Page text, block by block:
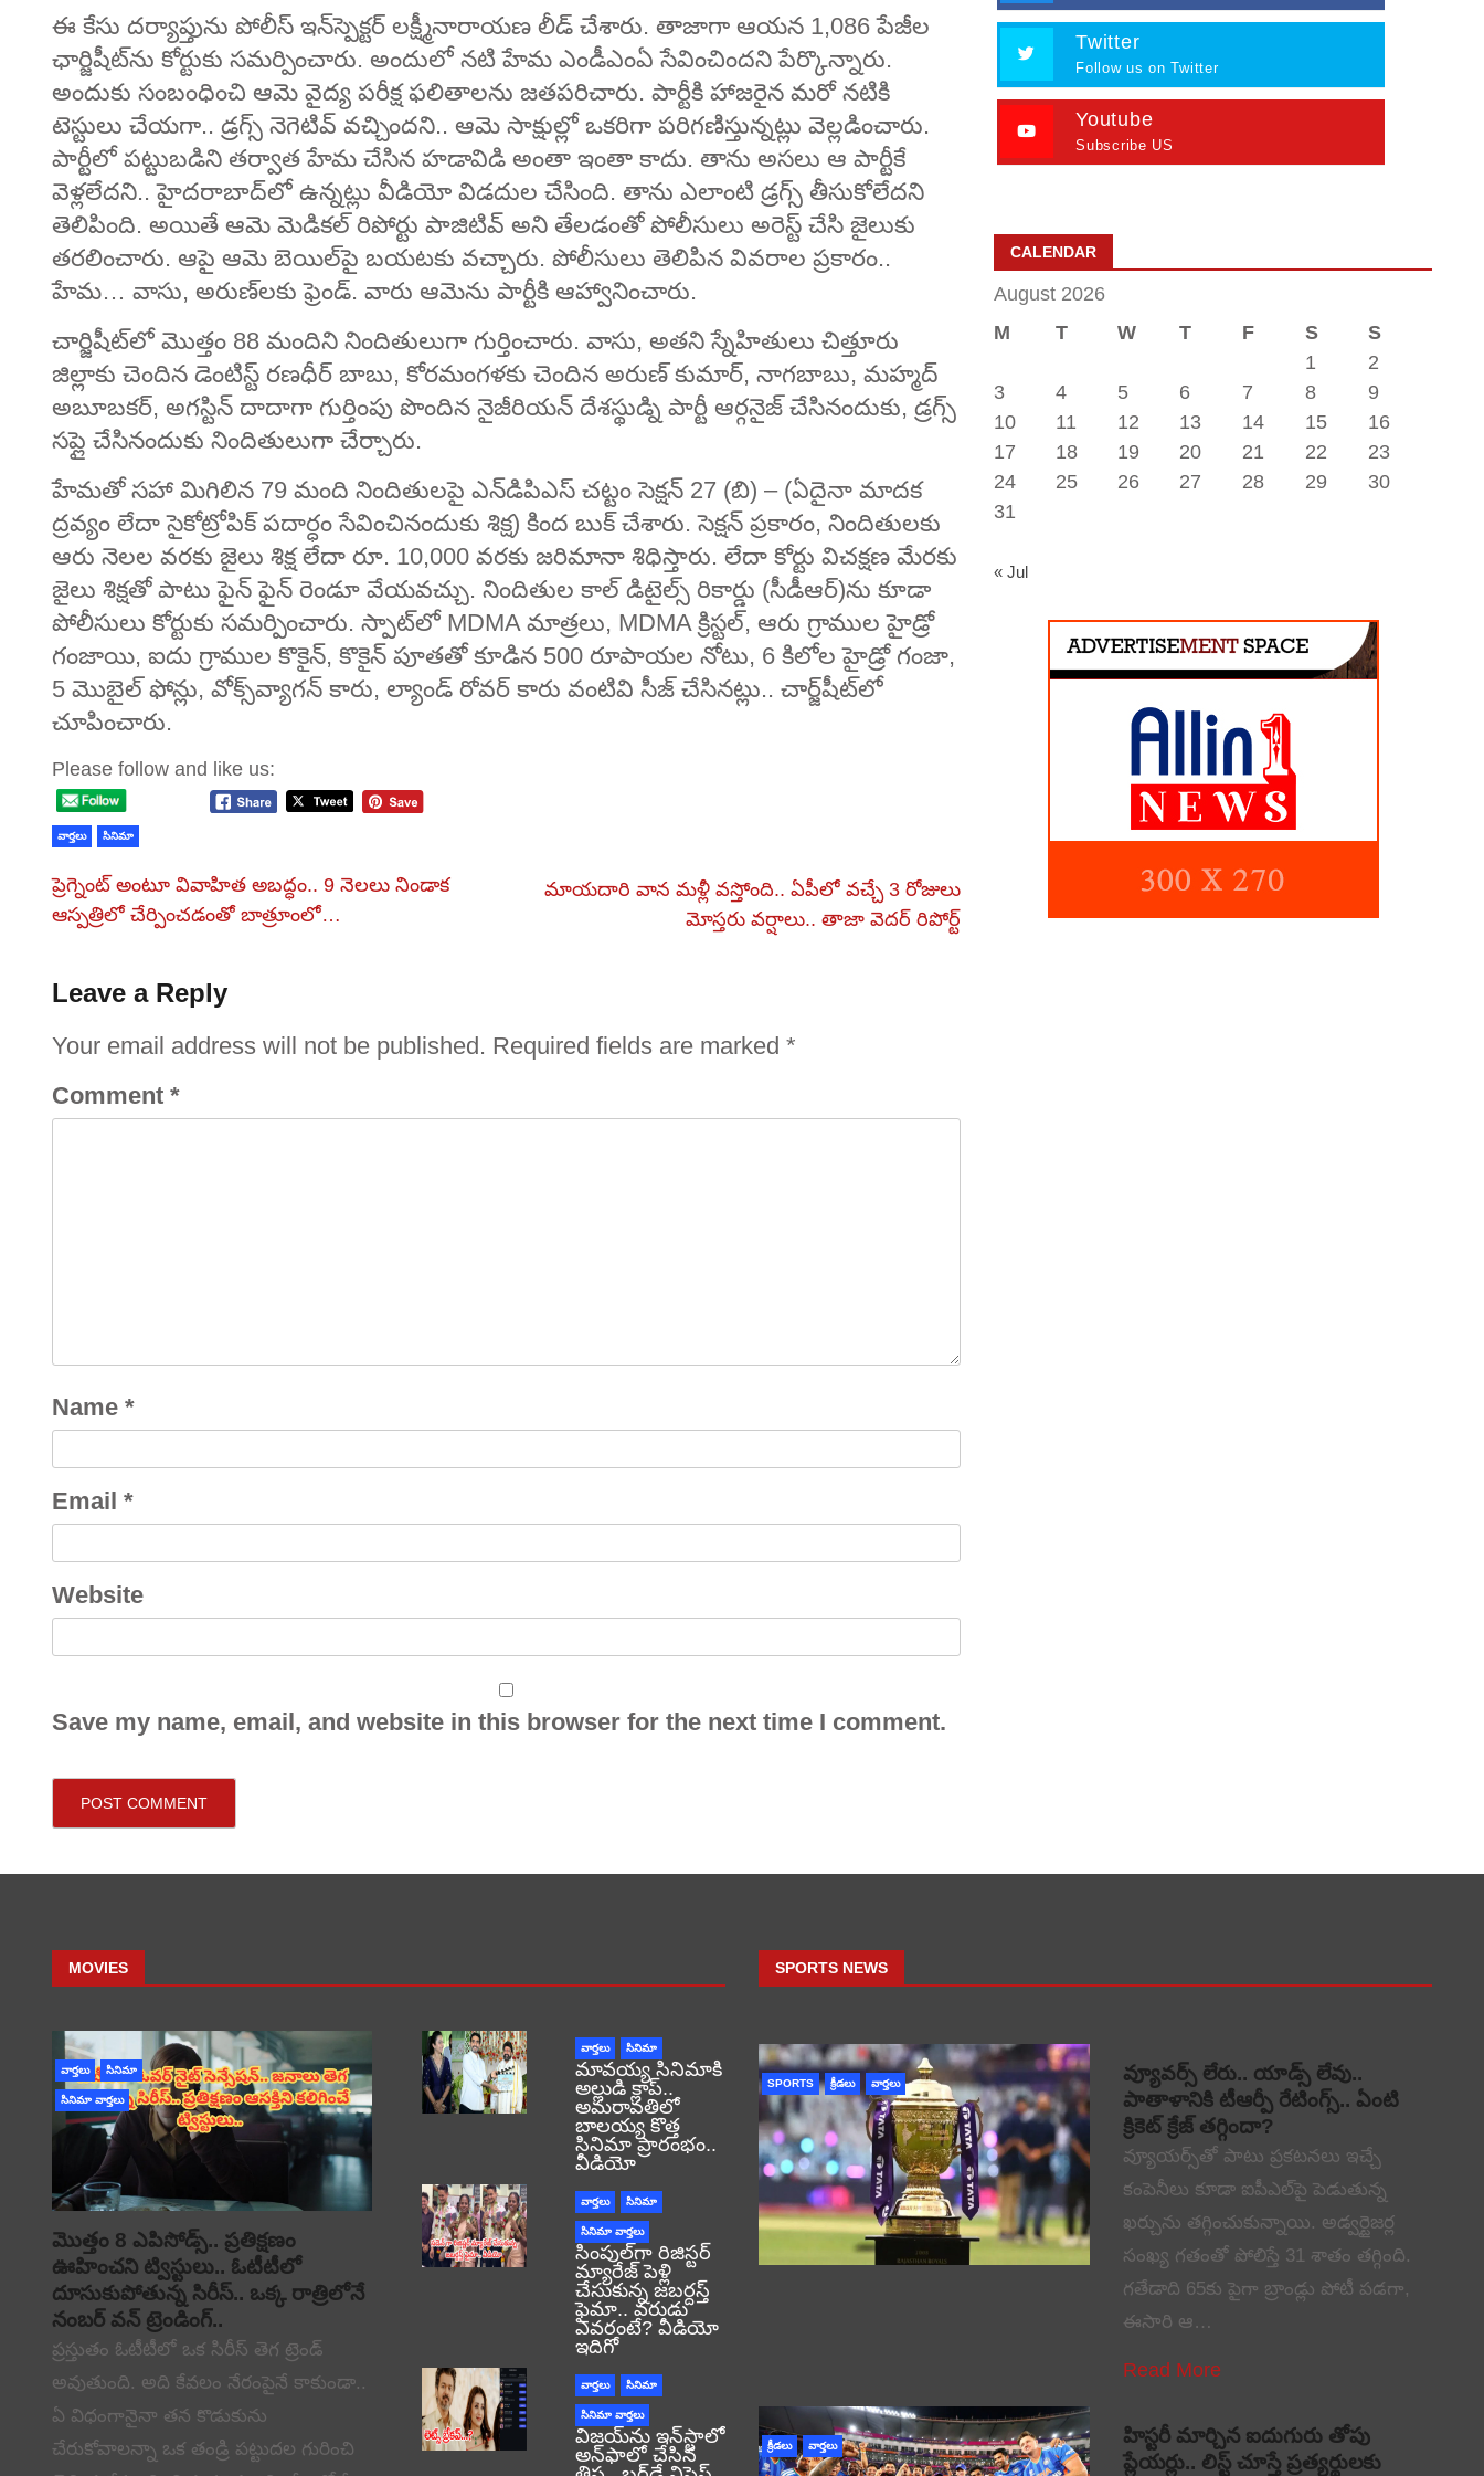
ఈ కేసు దర్యాప్తును పోలీస్ ఇన్‌స్పెక్టర్ లక్ష్మీనారాయణ లీడ్ చేశారు. తాజాగా ఆయన 1,086 పేజీల
ఛార్జిషీట్‌ను కోర్టుకు సమర్పించారు. అందులో నటి హేమ ఎండీఎంఏ సేవించిందని పేర్కొన్నారు.
అందుకు సంబంధించి ఆమె వైద్య పరీక్ష ఫలితాలను జతపరిచారు. పార్టీకి హాజరైన మరో నటికి
టెస్టులు చేయగా.. డ్రగ్స్ నెగెటివ్ వచ్చిందని.. ఆమె సాక్షుల్లో ఒకరిగా పరిగణిస్తున్నట్లు వెల్లడించారు.
పార్టీలో పట్టుబడిని తర్వాత హేమ చేసిన హడావిడి అంతా ఇంతా కాదు. తాను అసలు ఆ పార్టీకే
వెళ్లలేదని.. హైదరాబాద్‌లో ఉన్నట్లు వీడియో విడదుల చేసింది. తాను ఎలాంటి డ్రగ్స్ తీసుకోలేదని
తెలిపింది. అయితే ఆమె మెడికల్ రిపోర్టు పాజిటివ్ అని తేలడంతో పోలీసులు అరెస్ట్ చేసి జైలుకు
తరలించారు. ఆపై ఆమె బెయిల్‌పై బయటకు వచ్చారు. పోలీసులు తెలిపిన వివరాల ప్రకారం..
హేమ… వాసు, అరుణ్‌లకు ఫ్రెండ్. వారు ఆమెను పార్టీకి ఆహ్వానించారు.
చార్జిషీట్‌లో మొత్తం 88 మందిని నిందితులుగా గుర్తించారు. వాసు, అతని స్నేహితులు చిత్తూరు
జిల్లాకు చెందిన డెంటిస్ట్ రణధీర్ బాబు, కోరమంగళకు చెందిన అరుణ్ కుమార్, నాగబాబు, మహ్మద్
అబూబకర్, అగస్టిన్ దాదాగా గుర్తింపు పొందిన నైజీరియన్ దేశస్థుడ్ని పార్టీ ఆర్గనైజ్ చేసినందుకు, డ్రగ్స్
సప్లై చేసినందుకు నిందితులుగా చేర్చారు.
హేమతో సహా మిగిలిన 79 మంది నిందితులపై ఎన్‌డిపిఎస్ చట్టం సెక్షన్ 27 (బి) – (ఏదైనా మాదక
ద్రవ్యం లేదా సైకోట్రోపిక్ పదార్ధం సేవించినందుకు శిక్ష) కింద బుక్ చేశారు. సెక్షన్ ప్రకారం, నిందితులకు
ఆరు నెలల వరకు జైలు శిక్ష లేదా రూ. 10,000 వరకు జరిమానా శిధిస్తారు. లేదా కోర్టు విచక్షణ మేరకు
జైలు శిక్షతో పాటు ఫైన్ ఫైన్ రెండూ వేయవచ్చు. నిందితుల కాల్‌ డిటైల్స్‌ రికార్డు (సీడీఆర్‌)ను కూడా
పోలీసులు కోర్టుకు సమర్పించారు. స్పాట్‌లో MDMA మాత్రలు, MDMA క్రిస్టల్, ఆరు గ్రాముల హైడ్రో
గంజాయి, ఐదు గ్రాముల కొకైన్, కొకైన్ పూతతో కూడిన 500 రూపాయల నోటు, 6 కిలోల హైడ్రో గంజా,
5 మొబైల్ ఫోన్లు, వోక్స్‌వ్యాగన్ కారు, ల్యాండ్ రోవర్ కారు వంటివి సీజ్ చేసినట్లు.. చార్జ్‌షీట్‌లో
చూపించారు.
Please follow and like us:
వార్తలు సినిమా
ప్రెగ్నెంట్ అంటూ వివాహిత అబద్ధం.. 9 నెలలు నిండాక
ఆస్పత్రిలో చేర్పించడంతో బాత్రూంలో…
మాయదారి వాన మళ్లీ వస్తోంది.. ఏపీలో వచ్చే 3 రోజులు
మోస్తరు వర్షాలు.. తాజా వెదర్ రిపోర్ట్
Leave a Reply
Your email address will not be published. Required fields are marked *
Comment *
Name *
Email *
Website
Save my name, email, and website in this browser for the next time I comment.
Twitter
Follow us on Twitter
Youtube
Subscribe US
CALENDAR
August 2026
M
T W T F S
S
1
2
3
4 5 6 7 8
9
10
11 12 13 14 15
16
17
18 19 20 21 22
23
24
25 26 27 28 29
30
31
« Jul
MOVIES
వార్తలు సినిమా
సినిమా వార్తలు
మొత్తం 8 ఎపిసోడ్స్.. ప్రతిక్షణం
ఊహించని ట్విస్టులు.. ఓటీటీలో
దూసుకుపోతున్న సిరీస్.. ఒక్క రాత్రిలోనే
నంబర్ వన్ ట్రెండింగ్..
ప్రస్తుతం ఓటీటీలో ఒక సిరీస్ తెగ ట్రెండ్
అవుతుంది. అది కేవలం నేరంపైనే కాకుండా..
ఏ విధంగానైనా తన కొడుకును
చేరుకోవాలన్నా ఒక తండ్రి పట్టుదల గురించి
వార్తలు సినిమా
మావయ్య సినిమాకి
అల్లుడి క్లాప్..
అమరావతిలో
బాలయ్య కొత్త
సినిమా ప్రారంభం..
వీడియో
వార్తలు సినిమా
సినిమా వార్తలు
సింపుల్‌గా రిజిస్టర్‌
మ్యారేజ్ పెళ్లి
చేసుకున్న జబర్దస్త్
ఫైమా.. వరుడు
ఎవరంటే? వీడియో
ఇదిగో
వార్తలు సినిమా
సినిమా వార్తలు
విజయ్‌ను ఇన్‌స్టాలో
అన్‌ఫాలో చేసిన
SPORTS NEWS
SPORTS క్రీడలు వార్తలు
వ్యూవర్స్ లేరు.. యాడ్స్ లేవు..
పాతాళానికి టీఆర్పీ రేటింగ్స్.. ఏంటి
క్రికెట్ క్రేజ్ తగ్గిందా?
వ్యూయర్స్‌తో పాటు ప్రకటనలు ఇచ్చే
కంపెనీలు కూడా ఐపీఎల్‌పై పెడుతున్న
ఖర్చును తగ్గించుకున్నాయి. అడ్వర్టైజర్ల
సంఖ్య గతంతో పోలిస్తే 31 శాతం తగ్గింది.
గతేడాది 65కు పైగా బ్రాండ్లు పోటీ పడగా,
ఈసారి ఆ…
Read More
క్రీడలు వార్తలు
హిస్టరీ మార్చిన ఐదుగురు తోపు
ప్లేయర్లు.. లిస్ట్ చూస్తే ప్రత్యర్థులకు